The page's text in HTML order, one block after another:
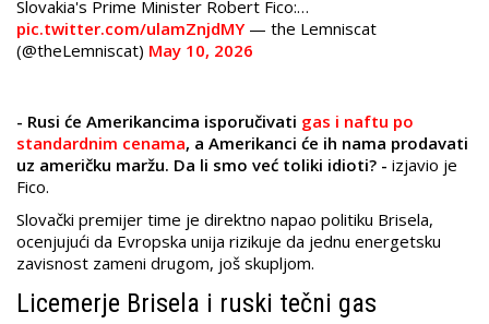
Slovakia's Prime Minister Robert Fico:…
pic.twitter.com/ulamZnjdMY — the Lemniscat
(@theLemniscat) May 10, 2026
- Rusi će Amerikancima isporučivati gas i naftu po
standardnim cenama, a Amerikanci će ih nama prodavati
uz američku maržu. Da li smo već toliki idioti? - izjavio je
Fico.
Slovački premijer time je direktno napao politiku Brisela,
ocenjujući da Evropska unija rizikuje da jednu energetsku
zavisnost zameni drugom, još skupljom.
Licemerje Brisela i ruski tečni gas